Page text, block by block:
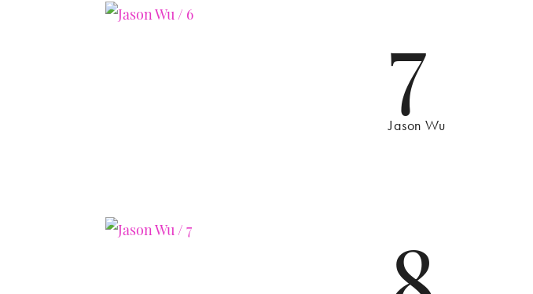
7
Jason Wu